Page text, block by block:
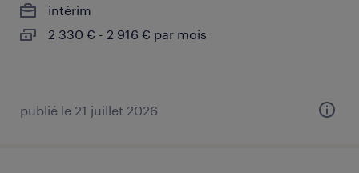
intérim
2 330 € - 2 916 € par mois
publié le 21 juillet 2026